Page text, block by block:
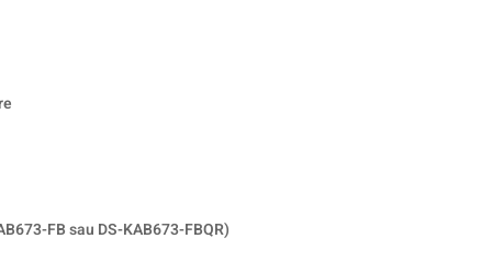
FB sau DS-KAB673-FBQR)